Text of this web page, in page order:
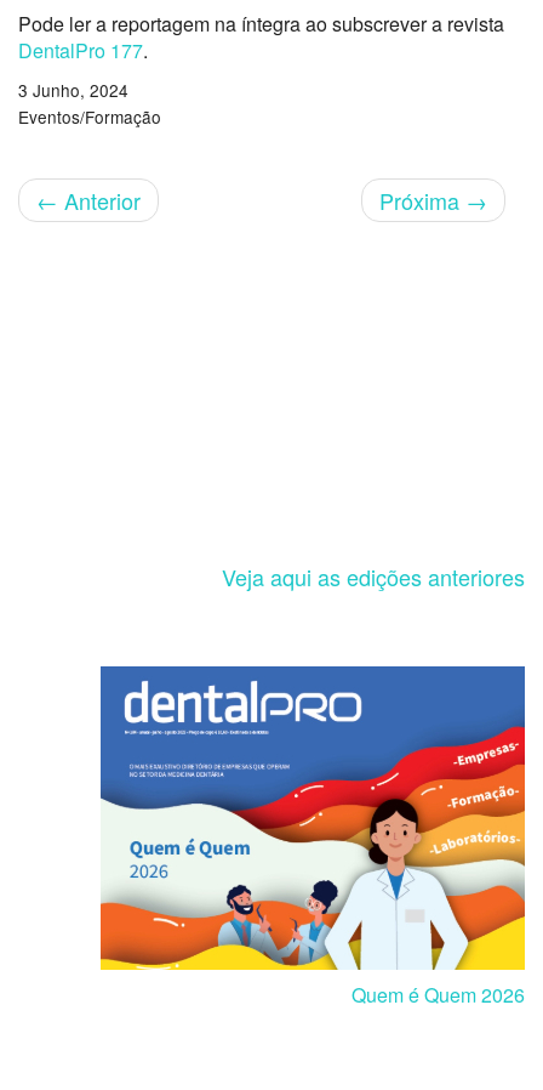
Pode ler a reportagem na íntegra ao subscrever a revista
DentalPro 177.
3 Junho, 2024
Eventos/Formação
← Anterior Próxima →
Veja aqui as edições anteriores
Quem é Quem 2026